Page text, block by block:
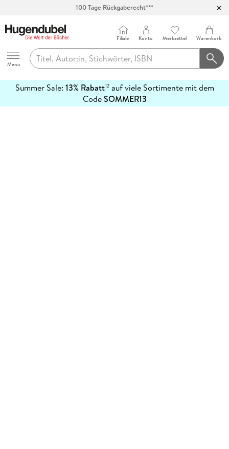
100 Tage Rückgaberecht***
Hugendubel
Menu
Filiale Konto Merkzettel Warenkorb
Summer Sale: 13% Rabatt12auf viele Sortimente mit dem
CodeSOMMER13
erfahren